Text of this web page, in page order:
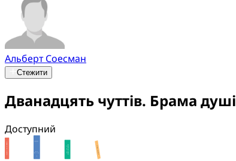
Альберт Соесман
Стежити
Дванадцять чуттів. Брама душі
Доступний